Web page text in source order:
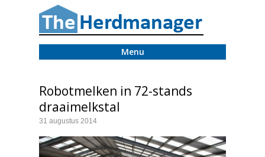
Menu
Robotmelken in 72-stands
draaimelkstal
31 augustus 2014